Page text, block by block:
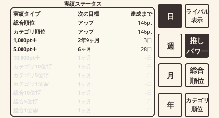
実績ステータス
実績タイプ
次の目標
達成まで
総合順位
アップ 146pt
カテゴリ順位
アップ 146pt
1,000pt
2年9ヶ月 3日
5,000pt
6ヶ月 28日
10,000pt
1ヶ月
日
カテゴリ10位
1ヶ月
日
カテゴリ5位
1ヶ月
日
カテゴリ1位
1ヶ月
日
総合10位
1ヶ月
日
総合5位
1ヶ月
日
総合1位
1ヶ月 日
日
週
月
年
ライバル
表示
推し
パワー
総合
順位
カテゴリ
順位